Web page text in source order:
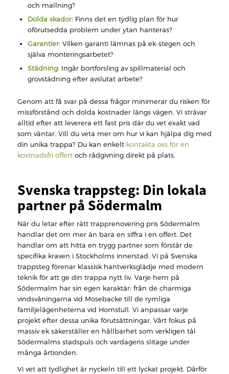
och mallning?
Dolda skador:Finns det en tydlig plan för hur
oförutsedda problem under ytan hanteras?
Garantier:Vilken garanti lämnas på ek-stegen och
själva monteringsarbetet?
Städning:Ingår bortforsling av spillmaterial och
grovstädning efter avslutat arbete?
Genom att få svar på dessa frågor minimerar du risken för
missförstånd och dolda kostnader längs vägen. Vi strävar
alltid efter att leverera ett fast pris där du vet exakt vad
som väntar. Vill du veta mer om hur vi kan hjälpa dig med
din unika trappa? Du kan enkelt kontakta oss för en
kostnadsfri offertoch rådgivning direkt på plats.
Svenska trappsteg: Din lokala
partner på Södermalm
När du letar efter rätt trapprenovering pris Södermalm
handlar det om mer än bara en siffra i en offert. Det
handlar om att hitta en trygg partner som förstår de
specifika kraven i Stockholms innerstad. Vi på Svenska
trappsteg förenar klassisk hantverksglädje med modern
teknik för att ge din trappa nytt liv. Varje hem på
Södermalm har sin egen karaktär; från de charmiga
vindsvåningarna vid Mosebacke till de rymliga
familjelägenheterna vid Hornstull. Vi anpassar varje
projekt efter dessa unika förutsättningar. Vårt fokus på
massiv ek säkerställer en hållbarhet som verkligen tål
Södermalms stadspuls och vardagens slitage under
många årtionden.
Vi vet att tydlighet är nyckeln till ett lyckat projekt. Därför